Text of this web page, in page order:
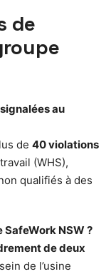
de
au
de 40 violations
(WHS),
qualifiés à des
SafeWork NSW ?
de deux
de l’usine